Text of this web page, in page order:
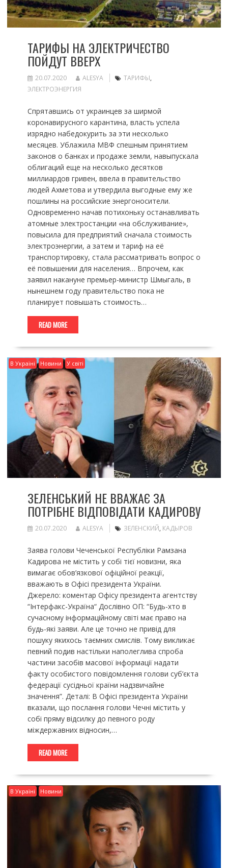
ТАРИФЫ НА ЭЛЕКТРИЧЕСТВО
ПОЙДУТ ВВЕРХ
20.07.2020 ALESYA ТАРИФЫ,
ЭЛЕКТРОЭНЕРГИЯ
Спрятавшись от украинцев за ширмой
коронавирусного карантина, власть успела
изрядно набедокурить за эти несколько
месяцев. Ублажила МВФ спешным принятием
законов о банках и продаже земли, навыпускала
облигаций еще на несколько десятков
миллиардов гривен, ввела в правительство
людей Ахметова и утвердила выгодные ему же
пошлины на российские энергоносители.
Одновременно начав потихоньку останавливать
атомные электростанции «на обслуживание»,
повысила для предприятий сначала стоимость
электроэнергии, а затем и тариф на её
транспортировку, стала рассматривать вопрос о
её повышении для населения… Впрочем, как
заявил накануне премьер-министр Шмыгаль, в
нынешнем году правительство пока не
планирует повышать стоимость…
READ MORE
В Україні Новини У світі
ЗЕЛЕНСЬКИЙ НЕ ВВАЖАЄ ЗА
ПОТРІБНЕ ВІДПОВІДАТИ КАДИРОВУ
20.07.2020 ALESYA ЗЕЛЕНСКИЙ, КАДЫРОВ
Заява голови Чеченської Республіки Рамзана
Кадирова не містить у собі тієї новизни, яка
вимагає обов’язкової офіційної реакції,
вважають в Офісі президента України.
Джерело: коментар Офісу президента агентству
“Інтерфакс-Україна“ Дослівно ОП: “Будь-хто в
сучасному інформаційному світі має право на
будь-які заяви. Але це точно не привід для
пошуку якихось таємних смислів. Тому викликає
певний подив настільки наполеглива спроба
частини засобів масової інформації надати
факту особистого повідомлення голови суб’єкта
федерації сусідньої країни надзвичайне
значення”. Деталі: В Офісі президента України
вказали, що послання голови Чечні містить у
собі пряму відсилку до певного роду
міждержавних відносин,…
READ MORE
В Україні Новини